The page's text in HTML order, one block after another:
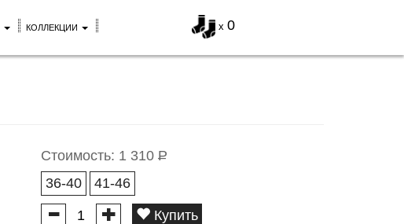
x 0
КОЛЛЕКЦИИ
Стоимость: 1 310 Р
36-40
41-46
Купить